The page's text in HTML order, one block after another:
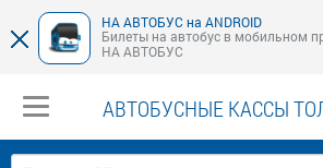
НА АВТОБУС на ANDROID
Билеты на автобус в мобильном
НА АВТОБУС
АВТОБУСНЫЕ КАССЫ